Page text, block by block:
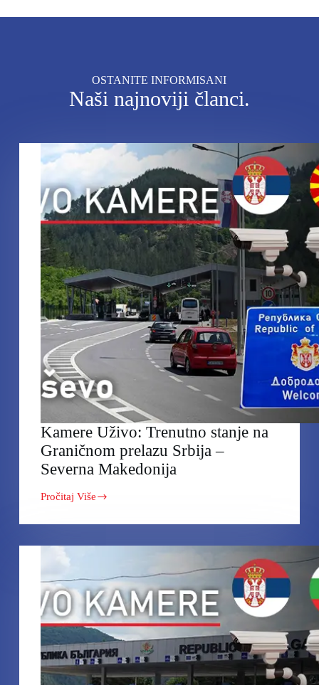
OSTANITE INFORMISANI
Naši najnoviji članci.
Kamere Uživo: Trenutno stanje na
Graničnom prelazu Srbija –
Severna Makedonija
Pročitaj Više
Kamere
Trenutno
Srbija
–
Severna
Makedonija